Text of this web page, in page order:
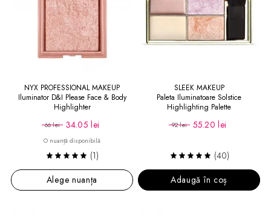
NYX PROFESSIONAL MAKEUP
Iluminator D&I Please Face & Body
Highlighter
66 lei 34.05 lei
O nuanță disponibilă
(1)
Alege nuanța
SLEEK MAKEUP
Paleta Iluminatoare Solstice
Highlighting Palette
92 lei 55.20 lei
(40)
Adaugă în coș